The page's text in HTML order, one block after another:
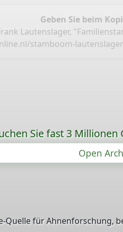
Geben Sie beim
Lautenslager,
stamboom-
Sie fast 3
Open
Quelle für Ahnenforschung,